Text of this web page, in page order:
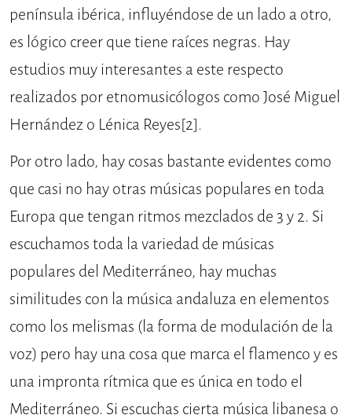
península ibérica, influyéndose de un lado a otro,
es lógico creer que tiene raíces negras. Hay
estudios muy interesantes a este respecto
realizados por etnomusicólogos como José Miguel
Hernández o Lénica Reyes[2].
Por otro lado, hay cosas bastante evidentes como
que casi no hay otras músicas populares en toda
Europa que tengan ritmos mezclados de 3 y 2. Si
escuchamos toda la variedad de músicas
populares del Mediterráneo, hay muchas
similitudes con la música andaluza en elementos
como los melismas (la forma de modulación de la
voz) pero hay una cosa que marca el flamenco y es
una impronta rítmica que es única en todo el
Mediterráneo. Si escuchas cierta música libanesa o